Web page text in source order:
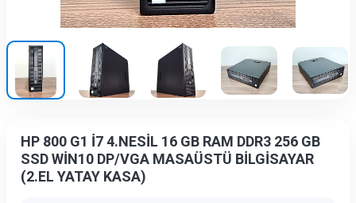
HP 800 G1 İ7 4.NESİL 16 GB RAM DDR3 256 GB
SSD WİN10 DP/VGA MASAÜSTÜ BİLGİSAYAR
(2.EL YATAY KASA)